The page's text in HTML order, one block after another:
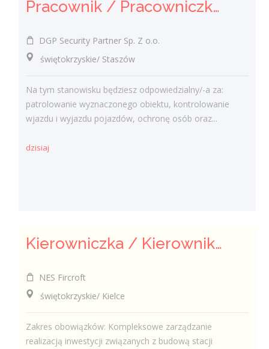
Pracownik / Pracowniczka Ochrony z Pozwoleniem na Broń
DGP Security Partner Sp. Z o.o.
świętokrzyskie/ Staszów
Na tym stanowisku będziesz odpowiedzialny/-a za:
patrolowanie wyznaczonego obiektu, kontrolowanie
wjazdu i wyjazdu pojazdów, ochronę osób oraz...
dzisiaj
Kierowniczka / Kierownik projektu – Elektroenergetyka
NES Fircroft
świętokrzyskie/ Kielce
Zakres obowiązków: Kompleksowe zarządzanie
realizacją inwestycji związanych z budową stacji